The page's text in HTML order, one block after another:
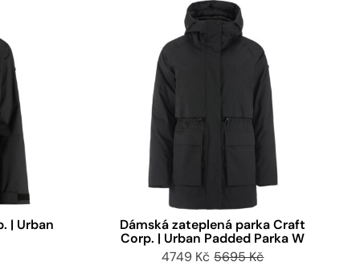
| Urban
Dámská zateplená parka Craft
Corp. | Urban Padded Parka W
4749 Kč 5695 Kč